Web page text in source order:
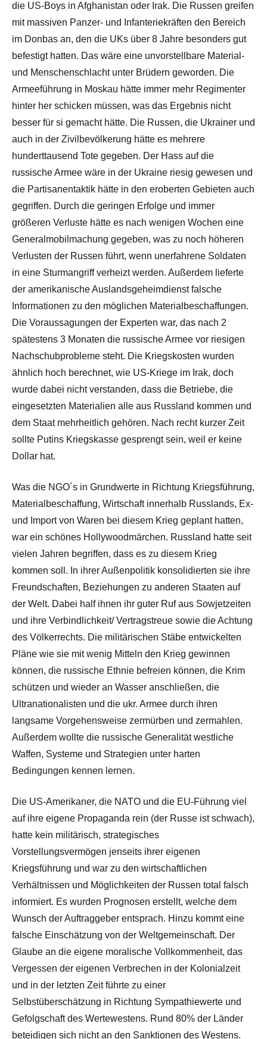
die US-Boys in Afghanistan oder Irak. Die Russen greifen
mit massiven Panzer- und Infanteriekräften den Bereich
im Donbas an, den die UKs über 8 Jahre besonders gut
befestigt hatten. Das wäre eine unvorstellbare Material-
und Menschenschlacht unter Brüdern geworden. Die
Armeeführung in Moskau hätte immer mehr Regimenter
hinter her schicken müssen, was das Ergebnis nicht
besser für si gemacht hätte. Die Russen, die Ukrainer und
auch in der Zivilbevölkerung hätte es mehrere
hunderttausend Tote gegeben. Der Hass auf die
russische Armee wäre in der Ukraine riesig gewesen und
die Partisanentaktik hätte in den eroberten Gebieten auch
gegriffen. Durch die geringen Erfolge und immer
größeren Verluste hätte es nach wenigen Wochen eine
Generalmobilmachung gegeben, was zu noch höheren
Verlusten der Russen führt, wenn unerfahrene Soldaten
in eine Sturmangriff verheizt werden. Außerdem lieferte
der amerikanische Auslandsgeheimdienst falsche
Informationen zu den möglichen Materialbeschaffungen.
Die Voraussagungen der Experten war, das nach 2
spätestens 3 Monaten die russische Armee vor riesigen
Nachschubprobleme steht. Die Kriegskosten wurden
ähnlich hoch berechnet, wie US-Kriege im Irak, doch
wurde dabei nicht verstanden, dass die Betriebe, die
eingesetzten Materialien alle aus Russland kommen und
dem Staat mehrheitlich gehören. Nach recht kurzer Zeit
sollte Putins Kriegskasse gesprengt sein, weil er keine
Dollar hat.
Was die NGO´s in Grundwerte in Richtung Kriegsführung,
Materialbeschaffung, Wirtschaft innerhalb Russlands, Ex-
und Import von Waren bei diesem Krieg geplant hatten,
war ein schönes Hollywoodmärchen. Russland hatte seit
vielen Jahren begriffen, dass es zu diesem Krieg
kommen soll. In ihrer Außenpolitik konsolidierten sie ihre
Freundschaften, Beziehungen zu anderen Staaten auf
der Welt. Dabei half ihnen ihr guter Ruf aus Sowjetzeiten
und ihre Verbindlichkeit/ Vertragstreue sowie die Achtung
des Völkerrechts. Die militärischen Stäbe entwickelten
Pläne wie sie mit wenig Mitteln den Krieg gewinnen
können, die russische Ethnie befreien können, die Krim
schützen und wieder an Wasser anschließen, die
Ultranationalisten und die ukr. Armee durch ihren
langsame Vorgehensweise zermürben und zermahlen.
Außerdem wollte die russische Generalität westliche
Waffen, Systeme und Strategien unter harten
Bedingungen kennen lernen.
Die US-Amerikaner, die NATO und die EU-Führung viel
auf ihre eigene Propaganda rein (der Russe ist schwach),
hatte kein militärisch, strategisches
Vorstellungsvermögen jenseits ihrer eigenen
Kriegsführung und war zu den wirtschaftlichen
Verhältnissen und Möglichkeiten der Russen total falsch
informiert. Es wurden Prognosen erstellt, welche dem
Wunsch der Auftraggeber entsprach. Hinzu kommt eine
falsche Einschätzung von der Weltgemeinschaft. Der
Glaube an die eigene moralische Vollkommenheit, das
Vergessen der eigenen Verbrechen in der Kolonialzeit
und in der letzten Zeit führte zu einer
Selbstüberschätzung in Richtung Sympathiewerte und
Gefolgschaft des Wertewestens. Rund 80% der Länder
beteidigen sich nicht an den Sanktionen des Westens.